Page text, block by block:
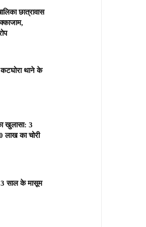
छात्रावास
थाने के
खुलासा: 3
लाख का चोरी
साल के मासूम